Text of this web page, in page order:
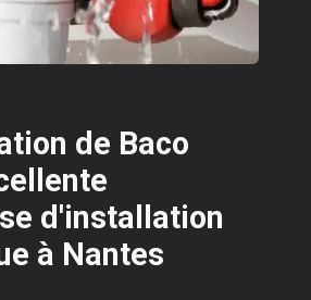
de Baco
d'installation
à Nantes